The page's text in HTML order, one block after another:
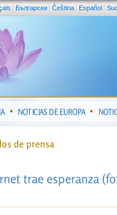
Български Čeština Español
NOTICIAS DE EUROPA
de prensa
trae esperanza